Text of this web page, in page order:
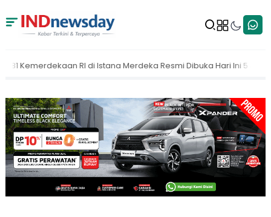
Resmi Dibuka Hari Ini 5 Agustus 2026 MAKI Dorong KPK